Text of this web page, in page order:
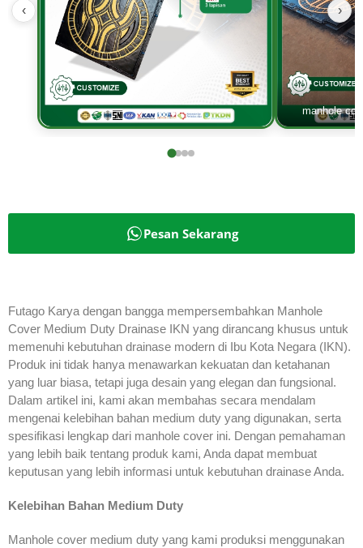
‹
manhole
›
Pesan Sekarang
Futago Karya dengan bangga mempersembahkan Manhole
Cover Medium Duty Drainase IKN yang dirancang khusus untuk
memenuhi kebutuhan drainase modern di Ibu Kota Negara (IKN).
Produk ini tidak hanya menawarkan kekuatan dan ketahanan
yang luar biasa, tetapi juga desain yang elegan dan fungsional.
Dalam artikel ini, kami akan membahas secara mendalam
mengenai kelebihan bahan medium duty yang digunakan, serta
spesifikasi lengkap dari manhole cover ini. Dengan pemahaman
yang lebih baik tentang produk kami, Anda dapat membuat
keputusan yang lebih informasi untuk kebutuhan drainase Anda.
Kelebihan Bahan Medium Duty
Manhole cover medium duty yang kami produksi menggunakan